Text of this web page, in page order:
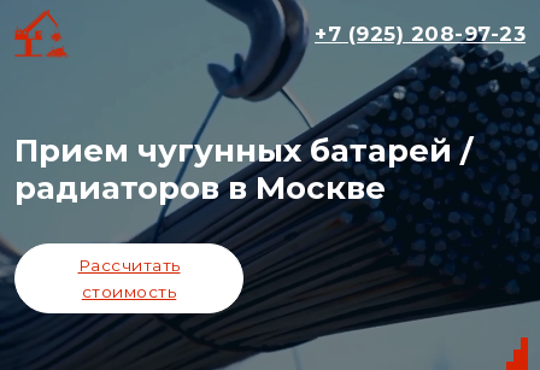
+7 (925) 208-97-23
Прием чугунных батарей /
радиаторов в Москве
Рассчитать
стоимость